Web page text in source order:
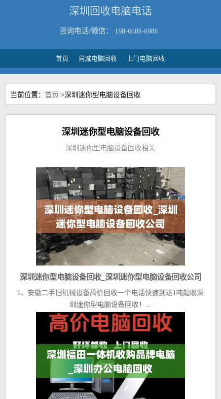
深圳回收电脑电话
咨询电话/微信： 198-6688-6988
首页 同城电脑回收 上门电脑回收
当前位置： 首页 >深圳迷你型电脑设备回收
深圳迷你型电脑设备回收
深圳迷你型电脑设备回收相关
深圳迷你型电脑设备回收_深圳迷你型电脑设备回收公司
1、安徽二手旧机械设备高价回收一个电话快速到达1吨起收深
圳迷你型电脑设备回收！...